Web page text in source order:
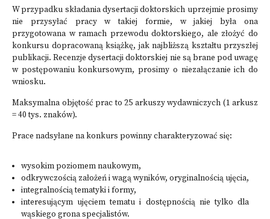
W przypadku składania dysertacji doktorskich uprzejmie prosimy
nie przysyłać pracy w takiej formie, w jakiej była ona
przygotowana w ramach przewodu doktorskiego, ale złożyć do
konkursu dopracowaną książkę, jak najbliższą kształtu przyszłej
publikacji. Recenzje dysertacji doktorskiej nie są brane pod uwagę
w postępowaniu konkursowym, prosimy o niezałączanie ich do
wniosku.
Maksymalna objętość prac to 25 arkuszy wydawniczych (1 arkusz
= 40 tys. znaków).
Prace nadsyłane na konkurs powinny charakteryzować się:
wysokim poziomem naukowym,
odkrywczością założeń i wagą wyników, oryginalnością ujęcia,
integralnością tematyki i formy,
interesującym ujęciem tematu i dostępnością nie tylko dla
wąskiego grona specjalistów.